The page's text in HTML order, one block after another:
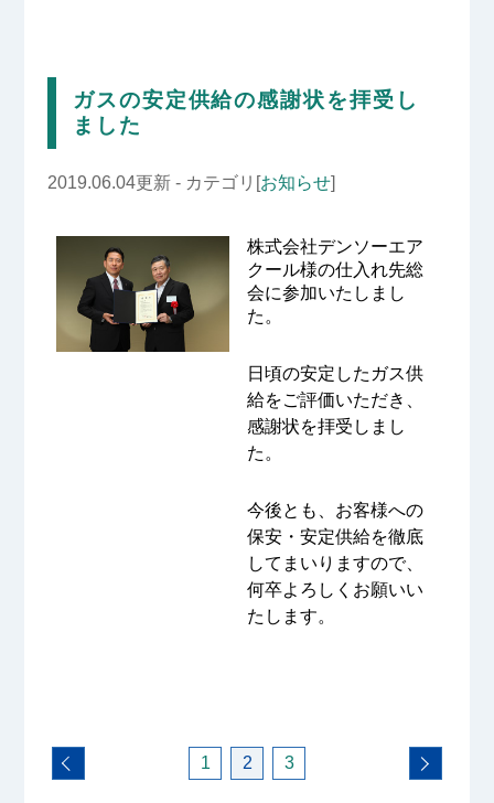
ガスの安定供給の感謝状を拝受し
ました
2019.06.04更新 - カテゴリ[お知らせ]
株式会社デンソーエア
クール様の仕入れ先総
会に参加いたしまし
た。
日頃の安定したガス供
給をご評価いただき、
感謝状を拝受しまし
た。
今後とも、お客様への
保安・安定供給を徹底
してまいりますので、
何卒よろしくお願いい
たします。
1 2 3